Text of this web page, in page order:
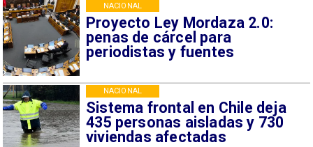
Proyecto Ley Mordaza 2.0:
penas de cárcel para
periodistas y fuentes
NACIONAL
Sistema frontal en Chile deja
435 personas aisladas y 730
viviendas afectadas
NACIONAL